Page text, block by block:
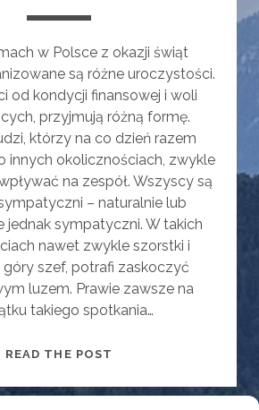
w Polsce z okazji świąt
są różne uroczystości.
od kondycji finansowej i woli
przyjmują różną formę.
którzy na co dzień razem
innych okolicznościach, zwykle
na zespół. Wszyscy są
– naturalnie lub
jednak sympatyczni. W takich
nawet zwykle szorstki i
szef, potrafi zaskoczyć
luzem. Prawie zawsze na
takiego spotkania…
READ THE POST
W